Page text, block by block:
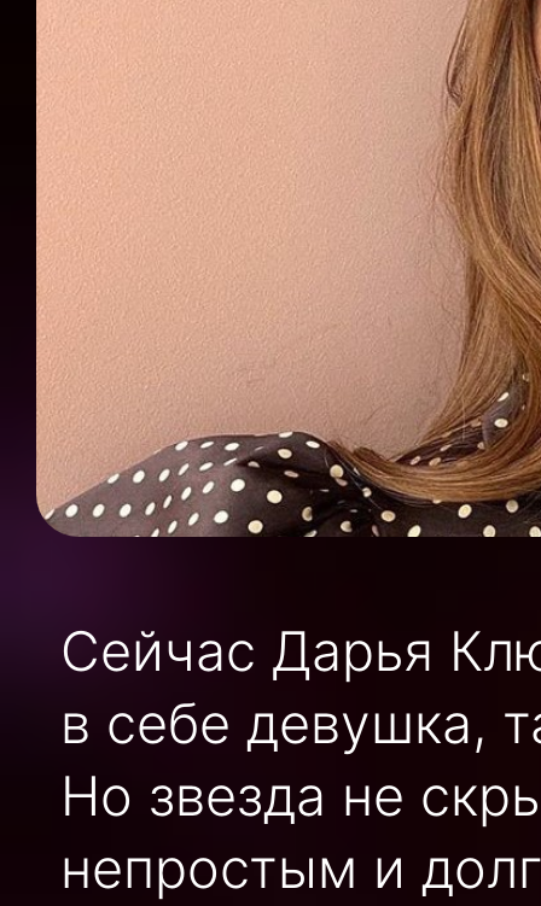
Сейчас Дарья
в себе девушка,
Но звезда не
непростым и